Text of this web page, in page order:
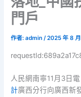
門戶
作者:admin/2025 年 8 月
人民網南寧11月3日
計廣西分行向廣西新